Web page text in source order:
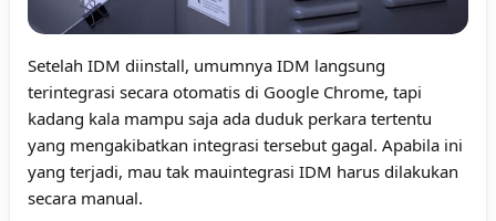
Setelah IDM diinstall, umumnya IDM langsung
terintegrasi secara otomatis di Google Chrome, tapi
kadang kala mampu saja ada duduk perkara tertentu
yang mengakibatkan integrasi tersebut gagal. Apabila ini
yang terjadi, mau tak mauintegrasi IDM harus dilakukan
secara manual.